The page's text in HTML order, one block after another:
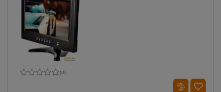
(0)